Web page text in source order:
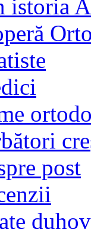
istoria
post